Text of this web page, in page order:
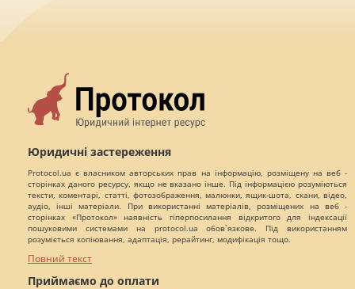
Юридичні застереження
Protocol.ua є власником авторських прав на інформацію, розміщену на веб -
сторінках даного ресурсу, якщо не вказано інше. Під інформацією розуміються
тексти, коментарі, статті, фотозображення, малюнки, ящик-шота, скани, відео,
аудіо, інші матеріали. При використанні матеріалів, розміщених на веб -
сторінках «Протокол» наявність гіперпосилання відкритого для індексації
пошуковими системами на protocol.ua обов`язкове. Під використанням
розуміється копіювання, адаптація, рерайтинг, модифікація тощо.
Повний текст
Приймаємо до оплати